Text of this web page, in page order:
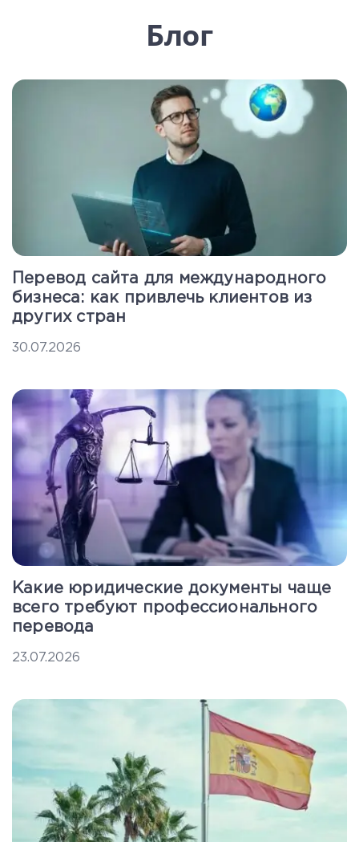
Блог
Перевод сайта для международного
бизнеса: как привлечь клиентов из
других стран
30.07.2026
Какие юридические документы чаще
всего требуют профессионального
перевода
23.07.2026